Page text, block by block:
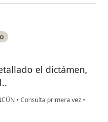
el dictámen,
• Consulta primera vez •